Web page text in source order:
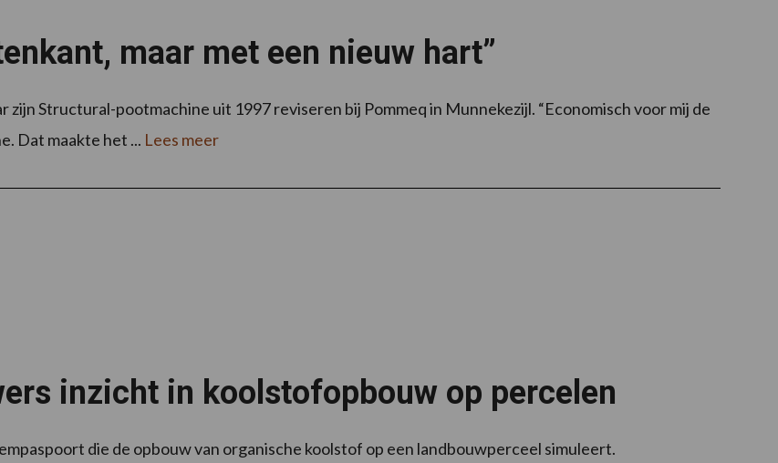
maar met een nieuw hart”
Structural-pootmachine uit 1997 reviseren bij Pommeq in Munnekezijl. “Economisch voor mij de
Dat maakte het ... Lees meer
inzicht in koolstofopbouw op percelen
die de opbouw van organische koolstof op een landbouwperceel simuleert.